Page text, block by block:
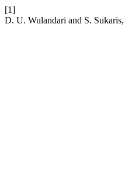
[1]
D. U. Wulandari and S. Sukaris,